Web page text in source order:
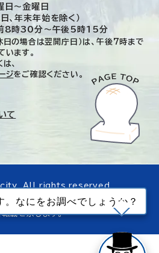
日～金曜日
日、年末年始を除く）
8時30分～午後5時15分
日の場合は翌開庁日）は、午後7時まで
います。
、
ジをご確認ください。
て
All rights reserved.
用しているすべてのデータの
載を禁じます。